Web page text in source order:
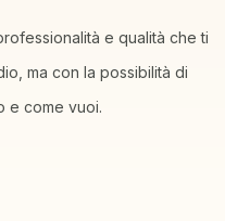
e qualità che ti
ma con la possibilità di
e come vuoi.